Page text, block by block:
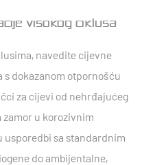
visokog ciklusa
navedite cijevne
dokazanom otpornošću
za cijevi od nehrđajućeg
u korozivnim
usporedbi sa standardnim
do ambijentalne,